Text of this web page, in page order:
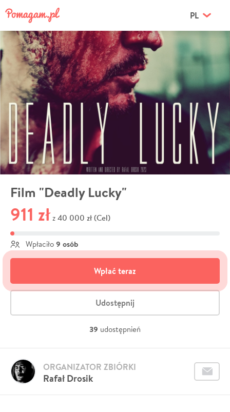
PL
Film "Deadly Lucky"
911 zł z 40 000 zł (Cel)
Wpłaciło 9 osób
Wpłać teraz
Udostępnij
39 udostępnień
Rafał Drosik
ORGANIZATOR ZBIÓRKI